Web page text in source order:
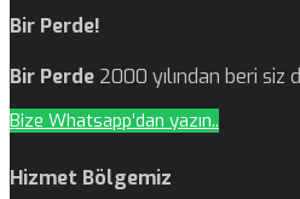
Bir Perde!
Bir Perde 2000 yılından beri
Bize Whatsapp'dan yazın..
Hizmet Bölgemiz